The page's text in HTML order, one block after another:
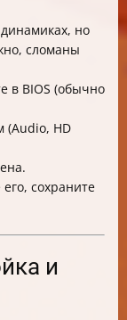
динамиках, но
сломаны
в BIOS (обычно
(Audio, HD
сохраните
и